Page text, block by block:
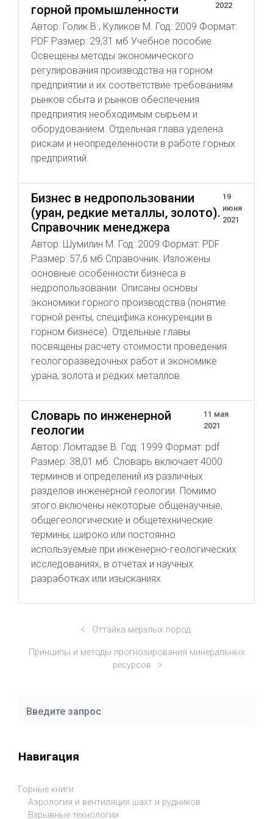
горной промышленности
2022
Автор: Голик В., Куликов М. Год: 2009 Формат:
PDF Размер: 29,31 мб Учебное пособие.
Освещены методы экономического
регулирования производства на горном
предприятии и их соответствие требованиям
рынков сбыта и рынков обеспечения
предприятия необходимым сырьем и
оборудованием. Отдельная глава уделена
рискам и неопределенности в работе горных
предприятий.
Бизнес в недропользовании
(уран, редкие металлы, золото).
Справочник менеджера
19
июня
2021
Автор: Шумилин М. Год: 2009 Формат: PDF
Размер: 57,6 мб Справочник. Изложены
основные особенности бизнеса в
недропользовании. Описаны основы
экономики горного производства (понятие
горной ренты, специфика конкуренции в
горном бизнесе). Отдельные главы
посвящены расчету стоимости проведения
геологоразведочных работ и экономике
урана, золота и редких металлов.
Словарь по инженерной
геологии
11 мая
2021
Автор: Ломтадзе В. Год: 1999 Формат: pdf
Размер: 38,01 мб. Словарь включает 4000
терминов и определений из различных
разделов инженерной геологии. Помимо
этого включены некоторые общенаучные,
общегеологические и общетехнические
термины, широко или постоянно
используемые при инженерно-геологических
исследованиях, в отчетах и научных
разработках или изысканиях.
Оттайка мерзлых пород
Принципы и методы прогнозирования минеральных
ресурсов
Навигация
Горные книги
Аэрология и вентиляция шахт и рудников
Взрывные технологии